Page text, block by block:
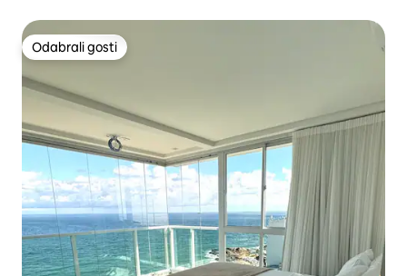
Odabrali gosti
Odabrali gosti